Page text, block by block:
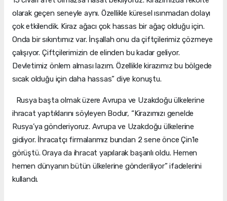
olarak geçen seneyle aynı. Özellikle küresel ısınmadan dolayı
çok etkilendik. Kiraz ağacı çok hassas bir ağaç olduğu için.
Onda bir sıkıntımız var. İnşallah onu da çiftçilerimiz çözmeye
çalışıyor. Çiftçilerimizin de elinden bu kadar geliyor.
Devletimiz önlem alması lazım. Özellikle kirazımız bu bölgede
sıcak olduğu için daha hassas” diye konuştu.
Rusya başta olmak üzere Avrupa ve Uzakdoğu ülkelerine
ihracat yaptıklarını söyleyen Bodur, “Kirazımızı genelde
Rusya’ya gönderiyoruz. Avrupa ve Uzakdoğu ülkelerine
gidiyor. İhracatçı firmalarımız bundan 2 sene önce Çin’le
görüştü. Oraya da ihracat yapılarak başarılı oldu. Hemen
hemen dünyanın bütün ülkelerine gönderiliyor” ifadelerini
kullandı.